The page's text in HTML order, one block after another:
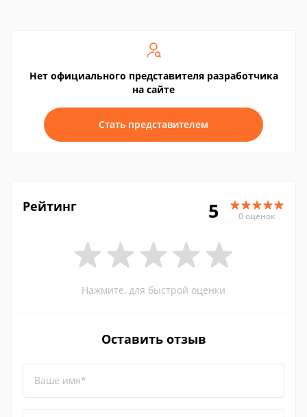
Нет официального представителя разработчика
на сайте
Стать представителем
Рейтинг 5 0 оценок
Нажмите, для быстрой оценки
Оставить отзыв
Ваше имя*